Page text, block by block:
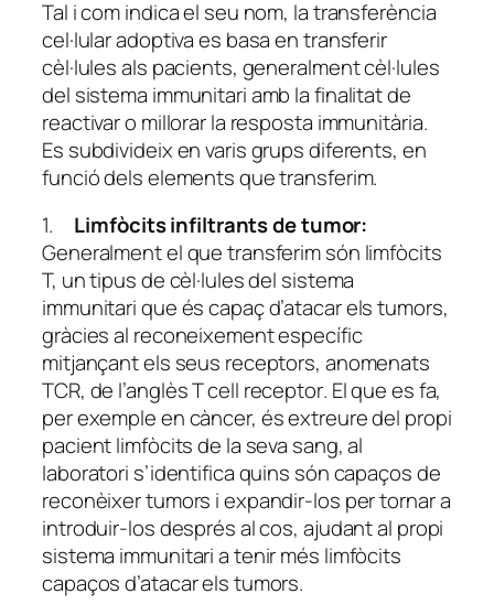
Tal i com indica el seu nom, la transferència
cel·lular adoptiva es basa en transferir
cèl·lules als pacients, generalment cèl·lules
del sistema immunitari amb la finalitat de
reactivar o millorar la resposta immunitària.
Es subdivideix en varis grups diferents, en
funció dels elements que transferim.
1. Limfòcits infiltrants de tumor:
Generalment el que transferim són limfòcits
T, un tipus de cèl·lules del sistema
immunitari que és capaç d’atacar els tumors,
gràcies al reconeixement específic
mitjançant els seus receptors, anomenats
TCR, de l’anglèsT cell receptor. El que es fa,
per exemple en càncer, és extreure del propi
pacient limfòcits de la seva sang, al
laboratori s’identifica quins són capaços de
reconèixer tumors i expandir-los per tornar a
introduir-los després al cos, ajudant al propi
sistema immunitari a tenir més limfòcits
capaços d’atacar els tumors.